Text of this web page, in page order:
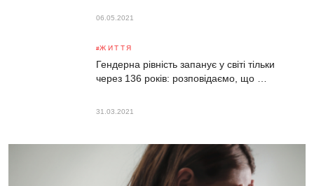
06.05.2021
ЖИТТЯ
Гендерна рівність запанує у світі тільки
через 136 років: розповідаємо, що …
31.03.2021